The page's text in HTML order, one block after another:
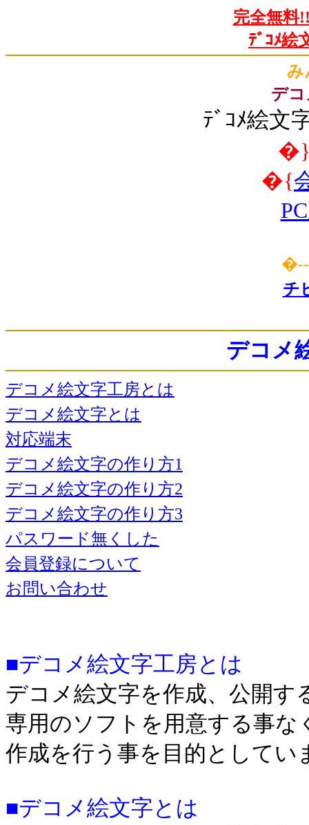
完全無料
ﾃﾞｺﾒ絵
み
デコ
ﾃﾞｺﾒ絵文
�{
�
チ
デコメ
デコメ絵文字工房とは
デコメ絵文字とは
対応端末
デコメ絵文字の作り方1
デコメ絵文字の作り方2
デコメ絵文字の作り方3
パスワード無くした
会員登録について
お問い合わせ
■デコメ絵文字工房とは
デコメ絵文字を作成、公開す
専用のソフトを用意する事な
作成を行う事を目的としてい
■デコメ絵文字とは